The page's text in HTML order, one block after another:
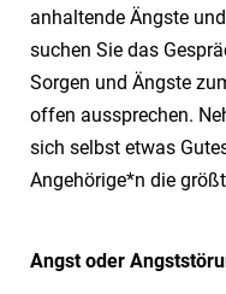
anhaltende Ängste
suchen Sie das
Sorgen und Ängste
offen aussprechen.
sich selbst etwas
Angehörige*n die
Angst oder